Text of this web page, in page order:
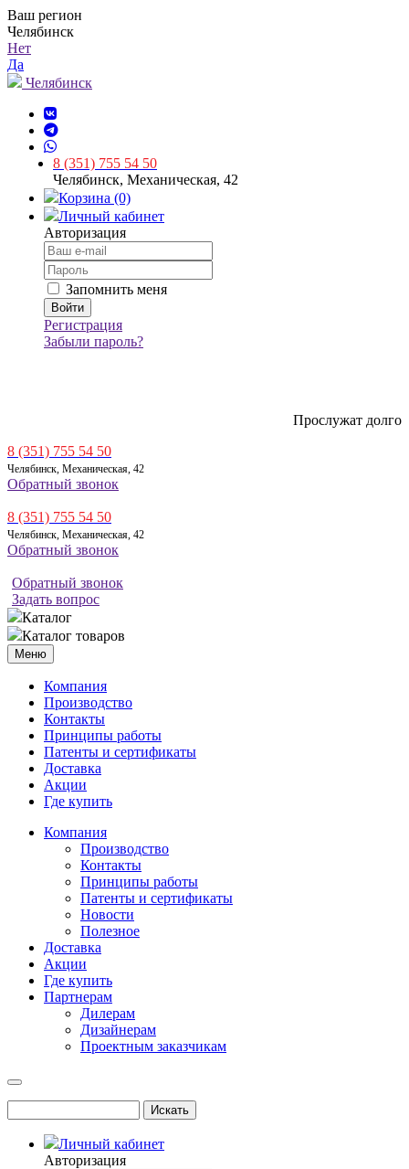
Ваш регион
Челябинск
Нет
Да
Челябинск
8 (351) 755 54 50
Челябинск, Механическая, 42
Корзина (0)
Личный кабинет
Авторизация
Запомнить меня
Регистрация
Забыли пароль?
Прослужат долго
8 (351) 755 54 50
Челябинск, Механическая, 42
Обратный звонок
8 (351) 755 54 50
Челябинск, Механическая, 42
Обратный звонок
Обратный звонок
Задать вопрос
Каталог
Каталог товаров
Меню
Компания
Производство
Контакты
Принципы работы
Патенты и сертификаты
Доставка
Акции
Где купить
Компания
Производство
Контакты
Принципы работы
Патенты и сертификаты
Новости
Полезное
Доставка
Акции
Где купить
Партнерам
Дилерам
Дизайнерам
Проектным заказчикам
Личный кабинет
Авторизация